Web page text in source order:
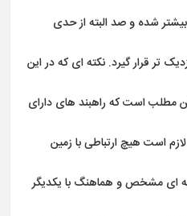
شده و صد البته از حدی
تر قرار گیرد. نکته ای که در این
مطلب است که راهبند های دارای
است هیچ ارتباطی با زمین
ای مشخص و هماهنگ با یکدیگر